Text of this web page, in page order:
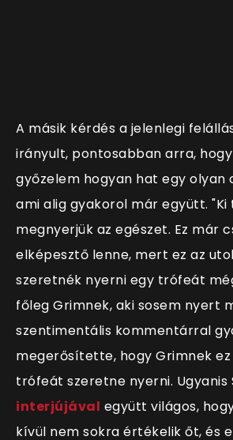
A másik kérdés a jelenlegi
irányult, pontosabban arra, hogy
győzelem hogyan hat egy olyan
ami alig gyakorol már együtt. "Ki
megnyerjük az egészet. Ez már
elképesztő lenne, mert ez az
szeretnék nyerni egy trófeát
főleg Grimnek, aki sosem nyert
szentimentális kommentárral
megerősítette, hogy Grimnek ez
trófeát szeretne nyerni. Ugyanis
interjújával együtt világos,
kívül nem sokra értékelik őt, és